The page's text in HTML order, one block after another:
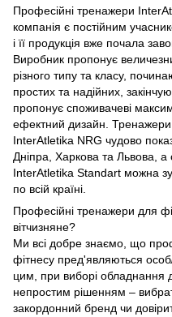
Професійні тренажери
компанія є постійним
і її продукція вже почала
Виробник пропонує
різного типу та класу,
простих та надійних,
пропонує споживачеві
ефектний дизайн. Тренажери
InterAtletika NRG чудово
Дніпра, Харкова та Львова, а
InterAtletika Standart можна
по всій країні.
Професійні тренажери для
вітчизняне?
Ми всі добре знаємо, що
фітнесу пред'являються
цим, при виборі обладнання
непростим рішенням –
закордонний бренд чи